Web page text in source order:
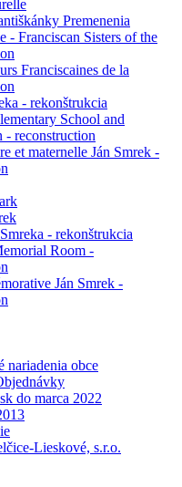
Premenenia
- Franciscan Sisters of the
Franciscaines de la
- rekonštrukcia
School and
- reconstruction
et maternelle Ján Smrek -
- rekonštrukcia
Room -
Ján Smrek -
nariadenia obce
do marca 2022
Lieskové, s.r.o.